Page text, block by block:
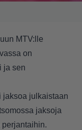
MTV:lle
on
ja sen
jaksoa julkaistaan
jaksoja